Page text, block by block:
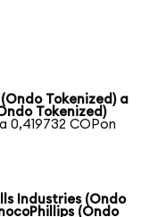
Tokenized) a
Tokenized)
0,419732 COPon
Industries (Ondo
(Ondo